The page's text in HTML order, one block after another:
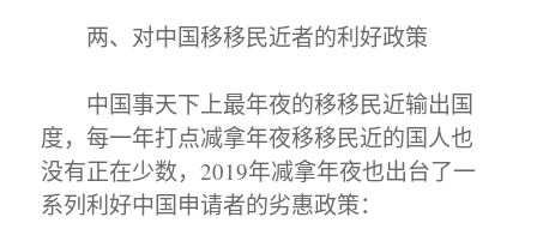
两、对中国移移民近者的利好政策
中国事天下上最年夜的移移民近输出国
度，每一年打点减拿年夜移移民近的国人也
没有正在少数，2019年减拿年夜也出台了一
系列利好中国申请者的劣惠政策：